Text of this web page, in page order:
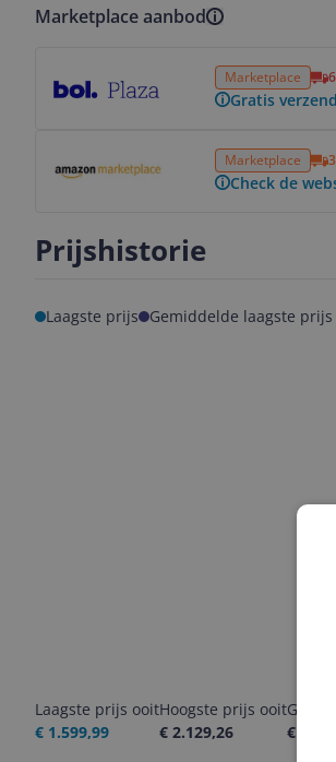
Marketplace aanbod
Marketplace
Gratis
Marketplace
Check de
Prijshistorie
Laagste prijs Gemiddelde laagste prijs
Laagste prijs ooit
€ 1.599,99
Hoogste prijs ooit
€ 2.129,26
€